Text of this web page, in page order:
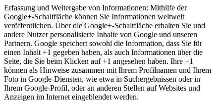
Erfassung und Weitergabe von Informationen: Mithilfe der
Google+-Schaltfläche können Sie Informationen weltweit
veröffentlichen. Über die Google+-Schaltfläche erhalten Sie und
andere Nutzer personalisierte Inhalte von Google und unseren
Partnern. Google speichert sowohl die Information, dass Sie für
einen Inhalt +1 gegeben haben, als auch Informationen über die
Seite, die Sie beim Klicken auf +1 angesehen haben. Ihre +1
können als Hinweise zusammen mit Ihrem Profilnamen und Ihrem
Foto in Google-Diensten, wie etwa in Suchergebnissen oder in
Ihrem Google-Profil, oder an anderen Stellen auf Websites und
Anzeigen im Internet eingeblendet werden.